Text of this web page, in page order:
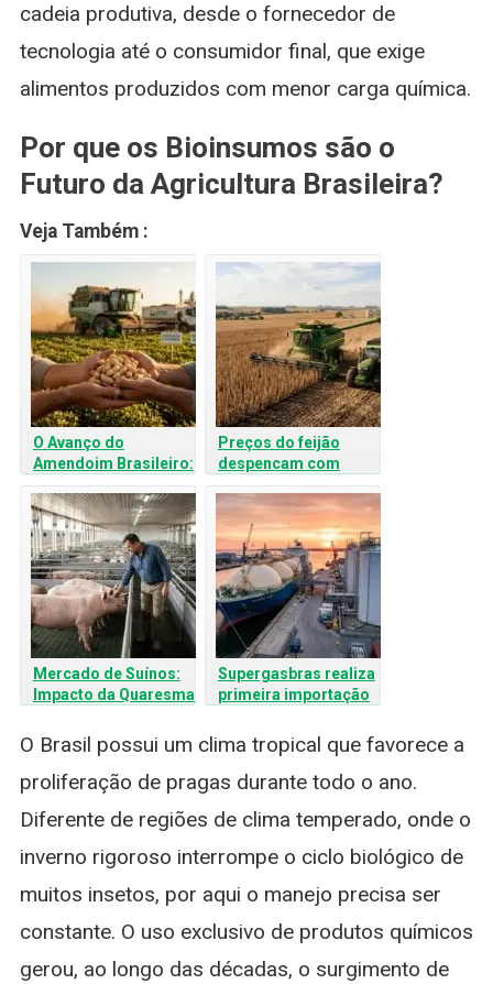
cadeia produtiva, desde o fornecedor de
tecnologia até o consumidor final, que exige
alimentos produzidos com menor carga química.
Por que os Bioinsumos são o
Futuro da Agricultura Brasileira?
Veja Também :
O Avanço do
Amendoim Brasileiro:
Por que Produtores
Argentinos estão no
Interior de SP
Preços do feijão
despencam com
colheita avançada no
Brasil
Mercado de Suínos:
Impacto da Quaresma
Setor
Supergasbras realiza
primeira importação
renovável no Brasil:
Um marco para a
descarbonização
O Brasil possui um clima tropical que favorece a
proliferação de pragas durante todo o ano.
Diferente de regiões de clima temperado, onde o
inverno rigoroso interrompe o ciclo biológico de
muitos insetos, por aqui o manejo precisa ser
constante. O uso exclusivo de produtos químicos
gerou, ao longo das décadas, o surgimento de